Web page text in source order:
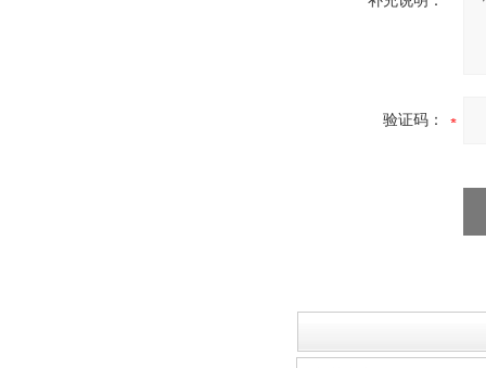
验证码：